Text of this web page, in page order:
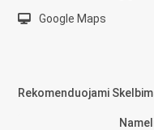
Google Maps
Rekomenduojami